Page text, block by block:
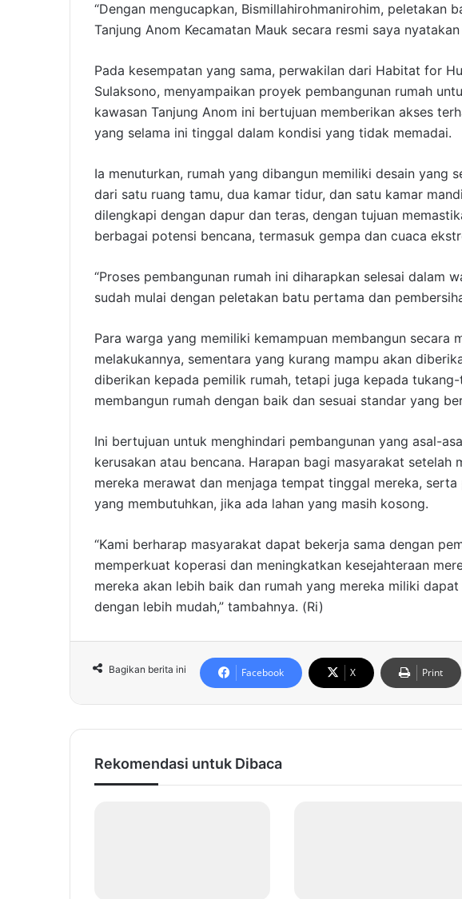
“Dengan mengucapkan, Bismillahirohmanirohim, peletakan
Tanjung Anom Kecamatan Mauk secara resmi saya
Pada kesempatan yang sama, perwakilan dari Habitat for
Sulaksono, menyampaikan proyek pembangunan rumah
kawasan Tanjung Anom ini bertujuan memberikan akses
yang selama ini tinggal dalam kondisi yang tidak memadai.
Ia menuturkan, rumah yang dibangun memiliki desain yang
dari satu ruang tamu, dua kamar tidur, dan satu kamar
dilengkapi dengan dapur dan teras, dengan tujuan
berbagai potensi bencana, termasuk gempa dan cuaca
“Proses pembangunan rumah ini diharapkan selesai dalam
sudah mulai dengan peletakan batu pertama dan
Para warga yang memiliki kemampuan membangun secara
melakukannya, sementara yang kurang mampu akan
diberikan kepada pemilik rumah, tetapi juga kepada
membangun rumah dengan baik dan sesuai standar yang
Ini bertujuan untuk menghindari pembangunan yang asal-
kerusakan atau bencana. Harapan bagi masyarakat setelah
mereka merawat dan menjaga tempat tinggal mereka,
yang membutuhkan, jika ada lahan yang masih kosong.
“Kami berharap masyarakat dapat bekerja sama dengan
memperkuat koperasi dan meningkatkan kesejahteraan
mereka akan lebih baik dan rumah yang mereka miliki
dengan lebih mudah,” tambahnya. (Ri)
Bagikan berita ini Facebook X Print
Rekomendasi untuk Dibaca